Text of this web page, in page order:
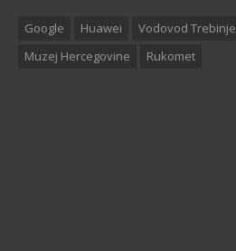
Google Huawei Vodovod Trebinje
Muzej Hercegovine
Rukomet